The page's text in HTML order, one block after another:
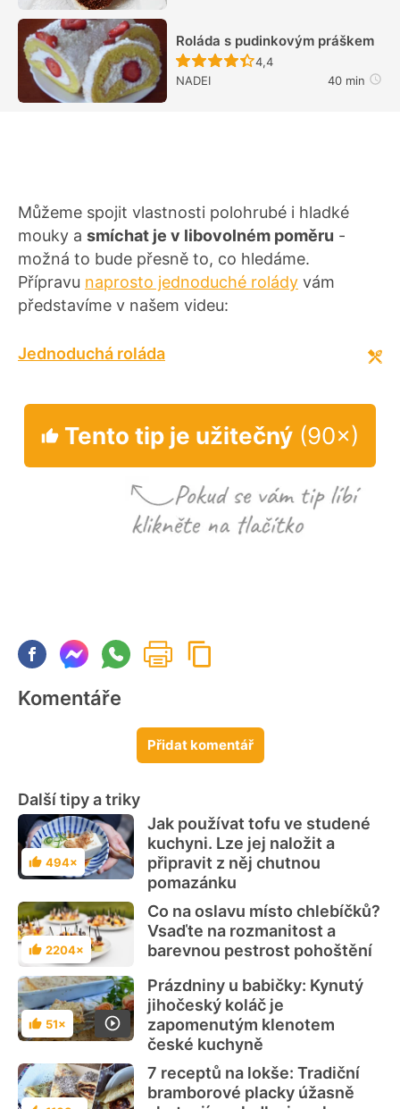
Roláda s pudinkovým práškem
Recept ještě nebyl
4,4
NADEI
40 min
Můžeme spojit vlastnosti polohrubé i hladké
mouky a smíchat je v libovolném poměru -
možná to bude přesně to, co hledáme.
Přípravu naprosto jednoduché rolády vám
představíme v našem videu:
Jednoduchá roláda
Tento tip je užitečný (90×)
Komentáře
Přidat komentář
Další tipy a triky
Hodnocení
494×
Jak používat tofu ve studené
kuchyni. Lze jej naložit a
připravit z něj chutnou
pomazánku
Hodnocení
2204×
Co na oslavu místo chlebíčků?
Vsaďte na rozmanitost a
barevnou pestrost pohoštění
Hodnocení
51×
Prázdniny u babičky: Kynutý
jihočeský koláč je
zapomenutým klenotem
české kuchyně
7 receptů na lokše: Tradiční
bramborové placky úžasně